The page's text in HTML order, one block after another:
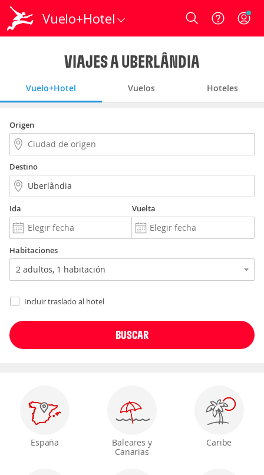
Vuelo+Hotel Login
VIAJES A UBERLÂNDIA
Vuelo+Hotel Vuelos Hoteles
Origen
Destino
Ida Vuelta
Habitaciones
Incluir traslado al hotel
España
Baleares y
Canarias
Caribe